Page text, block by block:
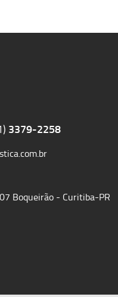
3379-2258
Boqueirão - Curitiba-PR